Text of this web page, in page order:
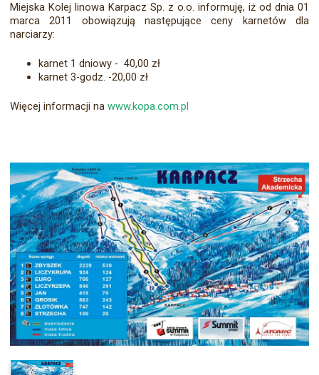
Miejska Kolej linowa Karpacz Sp. z o.o. informuję, iż od dnia 01
marca 2011 obowiązują następujące ceny karnetów dla
narciarzy:
karnet 1 dniowy - 40,00 zł
karnet 3-godz. -20,00 zł
Więcej informacji na www.kopa.com.pl